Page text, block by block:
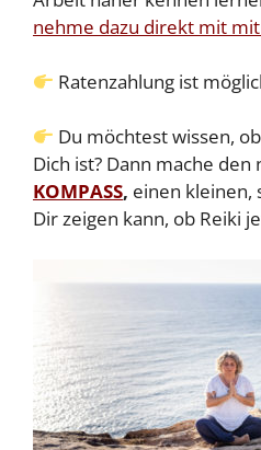
nehme dazu direkt mit
Ratenzahlung ist
Du möchtest wissen,
Dich ist? Dann mache den
KOMPASS, einen kleinen,
Dir zeigen kann, ob Reiki